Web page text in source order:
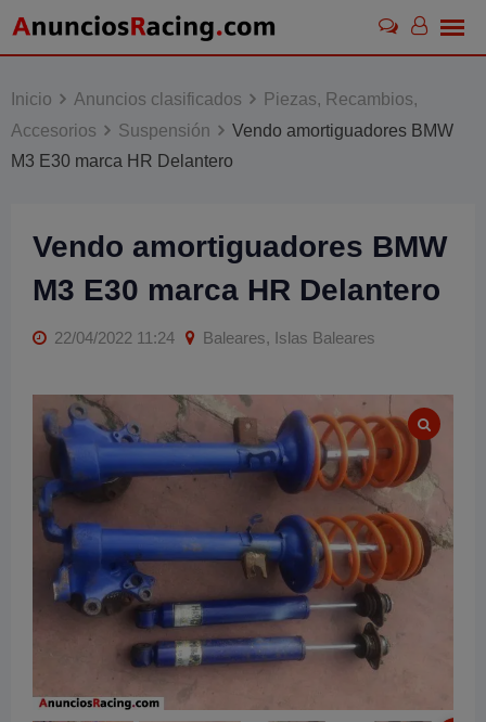
Skip
Inicio
Anuncios clasificados
Piezas, Recambios,
Accesorios
Suspensión
Vendo amortiguadores BMW
M3 E30 marca HR Delantero
Vendo amortiguadores BMW
M3 E30 marca HR Delantero
22/04/2022 11:24 Baleares, Islas Baleares